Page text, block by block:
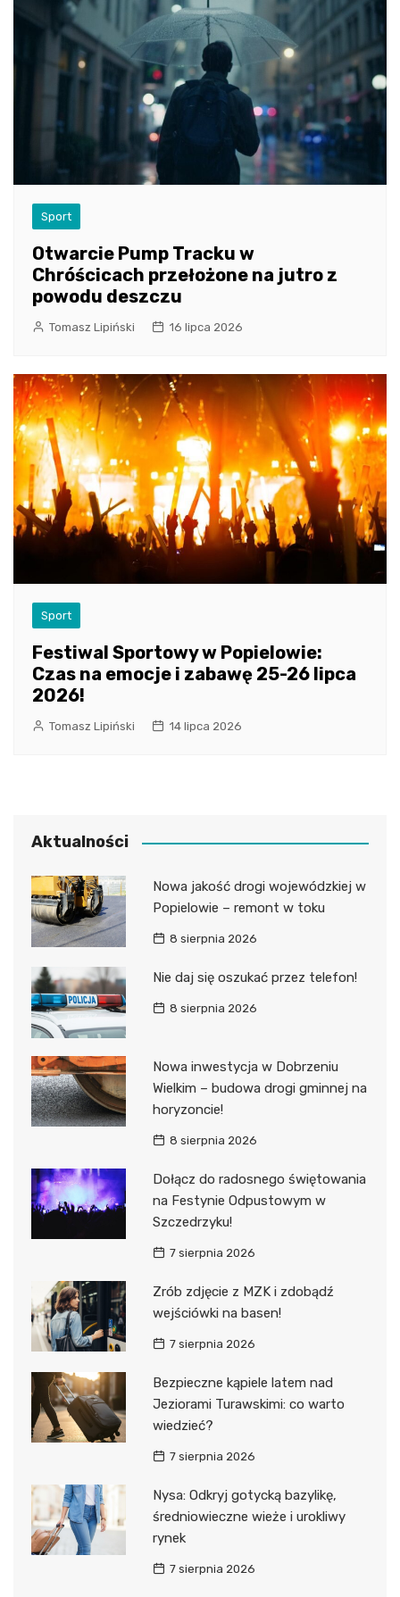
Sport
Otwarcie Pump Tracku w
Chróścicach przełożone na jutro z
powodu deszczu
Tomasz Lipiński 16 lipca 2026
Sport
Festiwal Sportowy w Popielowie:
Czas na emocje i zabawę 25-26 lipca
2026!
Tomasz Lipiński 14 lipca 2026
Aktualności
Nowa jakość drogi wojewódzkiej w
Popielowie – remont w toku
8 sierpnia 2026
Nie daj się oszukać przez telefon!
8 sierpnia 2026
Nowa inwestycja w Dobrzeniu
Wielkim – budowa drogi gminnej na
horyzoncie!
8 sierpnia 2026
Dołącz do radosnego świętowania
na Festynie Odpustowym w
Szczedrzyku!
7 sierpnia 2026
Zrób zdjęcie z MZK i zdobądź
wejściówki na basen!
7 sierpnia 2026
Bezpieczne kąpiele latem nad
Jeziorami Turawskimi: co warto
wiedzieć?
7 sierpnia 2026
Nysa: Odkryj gotycką bazylikę,
średniowieczne wieże i urokliwy
rynek
7 sierpnia 2026